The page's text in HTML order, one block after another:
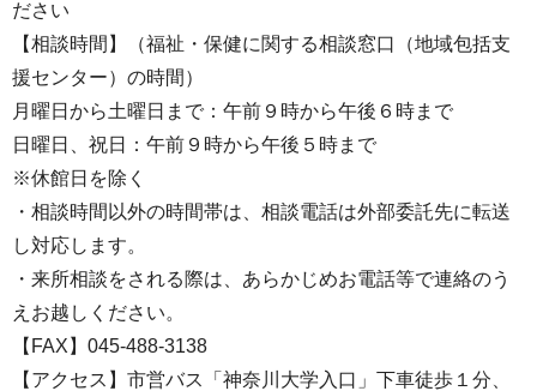
ださい
【相談時間】（福祉・保健に関する相談窓口（地域包括支
援センター）の時間）
月曜日から土曜日まで：午前９時から午後６時まで
日曜日、祝日：午前９時から午後５時まで
※休館日を除く
・相談時間以外の時間帯は、相談電話は外部委託先に転送
し対応します。
・来所相談をされる際は、あらかじめお電話等で連絡のう
えお越しください。
【FAX】045-488-3138
【アクセス】市営バス「神奈川大学入口」下車徒歩１分、